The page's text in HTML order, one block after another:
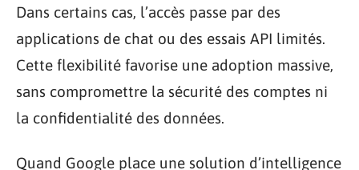
Dans certains cas, l’accès passe par des
applications de chat ou des essais API limités.
Cette flexibilité favorise une adoption massive,
sans compromettre la sécurité des comptes ni
la confidentialité des données.
Quand Google place une solution d’intelligence